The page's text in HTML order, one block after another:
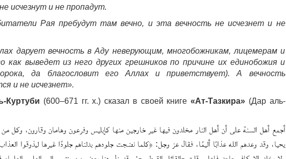
исчезнут и не пропадут.
Рая пребудут там вечно, и эта вечность не исчезнет и не
дарует вечность в Аду неверующим, многобожникам, лицемерам и
как выведет из него других грешников по причине их единобожия и
да благословит его Аллах и приветствует). А вечность
и не исчезнет».
Куртуби (600–671 гг. х.) сказал в своей книге «Ат-Тазкира» (Дар аль-
أجمع أهل السنة على أن أهل النار مخلدون فيها غير خارجين منها كإبليس وفرعون وهامان وقارون، وكل
يحيا، وقد وعدهم الله عذابًا أليمًا، فقال عز وجل: ﴿كلما نضجت جلودهم بدلناهم جلودًا غيرها ليذوقوا